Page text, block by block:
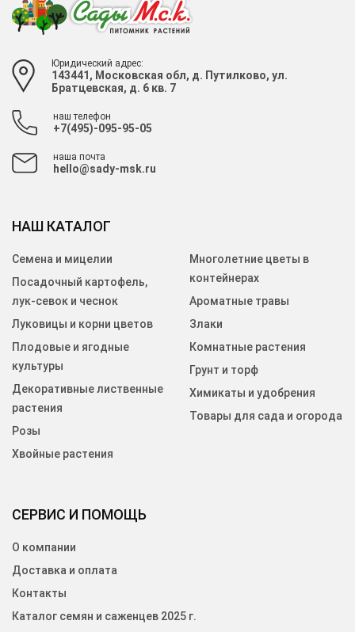
Юридический адрес:
143441, Московская обл, д. Путилково, ул.
Братцевская, д. 6 кв. 7
наш телефон
+7(495)-095-95-05
наша почта
hello@sady-msk.ru
СЕРВИС И ПОМОЩЬ
О компании
Доставка и оплата
Контакты
Каталог семян и саженцев 2025 г.
НАШ КАТАЛОГ
Семена и мицелии
Посадочный картофель,
лук-севок и чеснок
Луковицы и корни цветов
Плодовые и ягодные
культуры
Декоративные лиственные
растения
Розы
Хвойные растения
Многолетние цветы в
контейнерах
Ароматные травы
Злаки
Комнатные растения
Грунт и торф
Химикаты и удобрения
Товары для сада и огорода